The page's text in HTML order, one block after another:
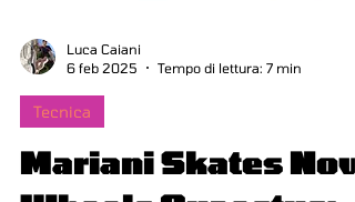
Luca Caiani
6 feb 2025
Tecnica